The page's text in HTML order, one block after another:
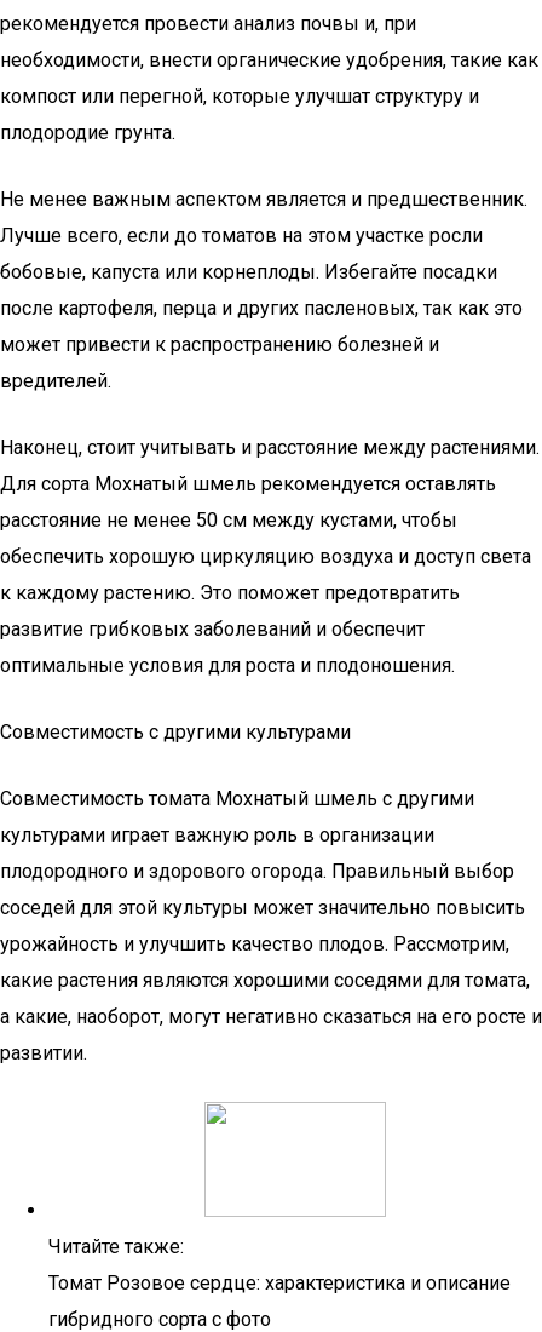
рекомендуется провести анализ почвы и, при
необходимости, внести органические удобрения, такие как
компост или перегной, которые улучшат структуру и
плодородие грунта.
Не менее важным аспектом является и предшественник.
Лучше всего, если до томатов на этом участке росли
бобовые, капуста или корнеплоды. Избегайте посадки
после картофеля, перца и других пасленовых, так как это
может привести к распространению болезней и
вредителей.
Наконец, стоит учитывать и расстояние между растениями.
Для сорта Мохнатый шмель рекомендуется оставлять
расстояние не менее 50 см между кустами, чтобы
обеспечить хорошую циркуляцию воздуха и доступ света
к каждому растению. Это поможет предотвратить
развитие грибковых заболеваний и обеспечит
оптимальные условия для роста и плодоношения.
Совместимость с другими культурами
Совместимость томата Мохнатый шмель с другими
культурами играет важную роль в организации
плодородного и здорового огорода. Правильный выбор
соседей для этой культуры может значительно повысить
урожайность и улучшить качество плодов. Рассмотрим,
какие растения являются хорошими соседями для томата,
а какие, наоборот, могут негативно сказаться на его росте и
развитии.
Читайте также:
Томат Розовое сердце: характеристика и описание
гибридного сорта с фото